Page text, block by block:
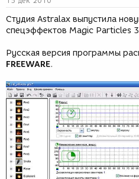
и
я
Студия Astralax выпустила
спецэффектов Magic Particles
Русская версия программы
FREEWARE.